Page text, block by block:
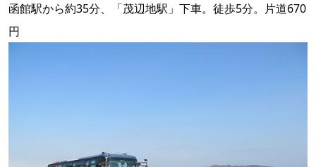
函館駅から約35分、「茂辺地駅」下車。徒歩5分。片道670
円